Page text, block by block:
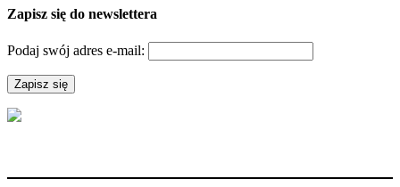
Zapisz się do newslettera
Podaj swój adres e-mail: